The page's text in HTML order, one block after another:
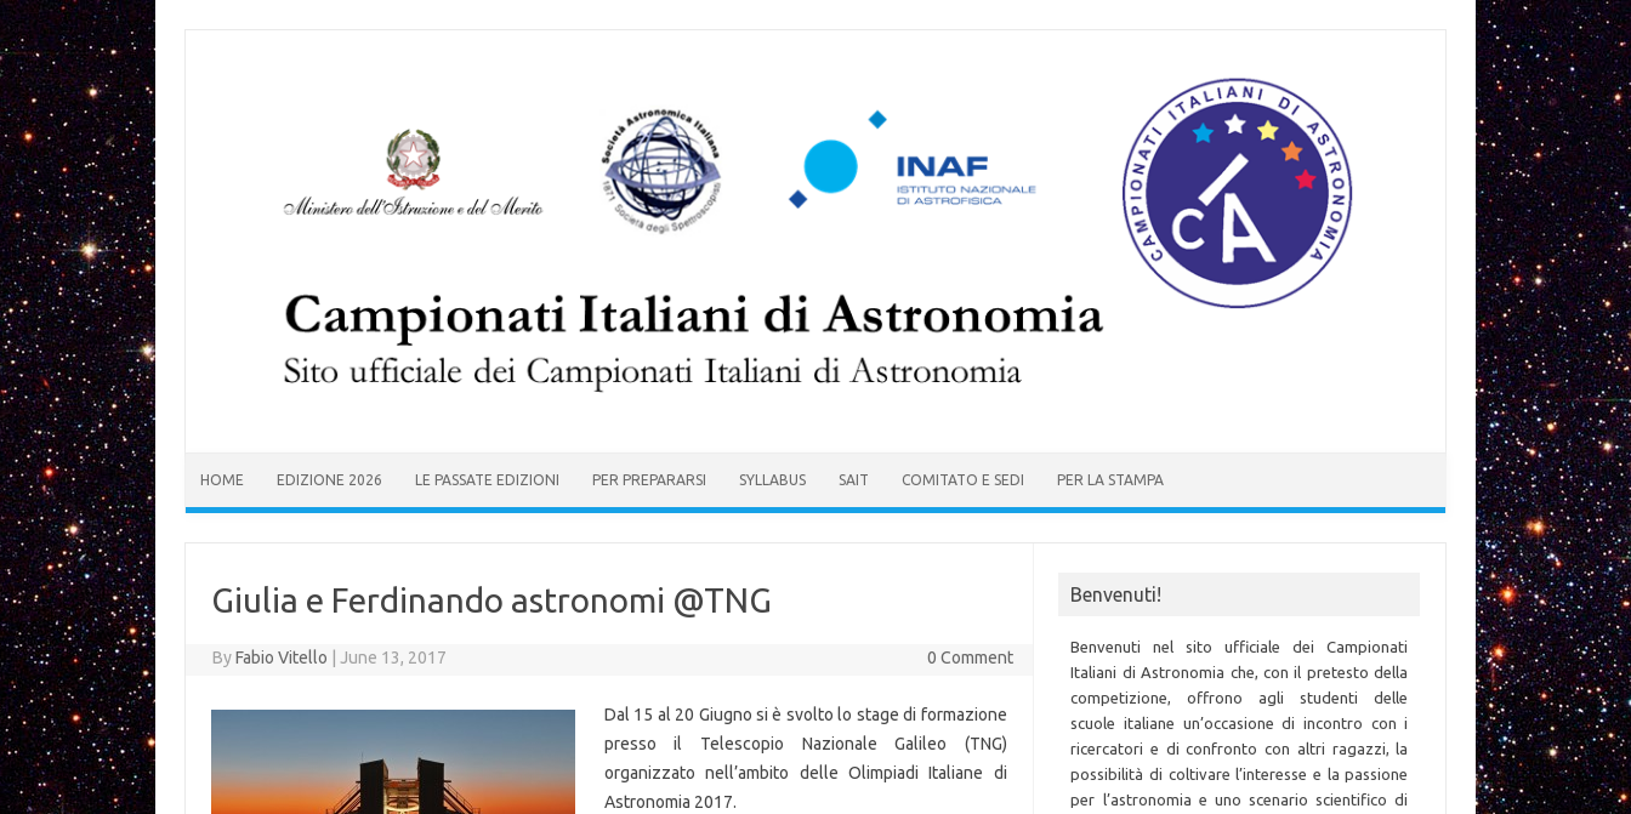
HOME EDIZIONE 2026 LE PASSATE EDIZIONI PER PREPARARSI SYLLABUS SAIT COMITATO E SEDI PER LA STAMPA
Giulia e Ferdinando astronomi @TNG
ByFabio Vitello | June 13, 2017 0 Comment
Dal 15 al 20 Giugno si è svolto lo stage di formazione
presso il Telescopio Nazionale Galileo (TNG)
organizzato nell’ambito delle Olimpiadi Italiane di
Astronomia 2017.
Benvenuti!
Benvenuti nel sito ufficiale dei Campionati
Italiani di Astronomia che, con il pretesto della
competizione, offrono agli studenti delle
scuole italiane un’occasione di incontro con i
ricercatori e di confronto con altri ragazzi, la
possibilità di coltivare l’interesse e la passione
per l’astronomia e uno scenario scientifico di